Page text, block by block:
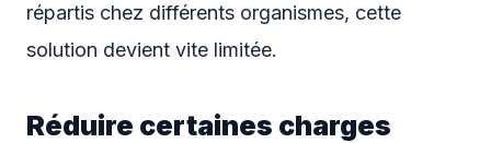
répartis chez différents organismes, cette
solution devient vite limitée.
Réduire certaines charges